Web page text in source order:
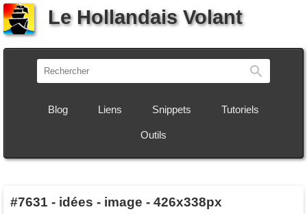
Le Hollandais Volant
Blog Liens Snippets Tutoriels
Outils
#7631 - idées - image - 426x338px